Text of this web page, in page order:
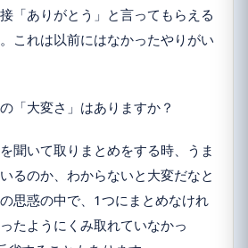
「ありがとう」と言ってもらえる
これは以前にはなかったやりがい
大変さ」はありますか？
聞いて取りまとめをする時、うま
るのか、わからないと大変だなと
思惑の中で、1つにまとめなけれ
たようにくみ取れていなかっ